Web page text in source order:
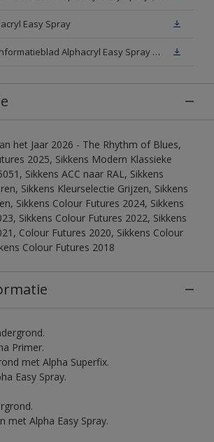
Easy Spray
Veiligheidsinformatieblad Alphacryl Easy Spray White W05 (MSDS)
het Jaar 2026 - The Rhythm of Blues,
2025, Sikkens Modern Klassieke
Sikkens ACC naar RAL, Sikkens
Sikkens Kleurselectie Grijzen, Sikkens
Sikkens Colour Futures 2024, Sikkens
Sikkens Colour Futures 2022, Sikkens
Colour Futures 2020, Sikkens Colour
Colour Futures 2018
Primer.
met Alpha Superfix.
Easy Spray.
met Alpha Easy Spray.